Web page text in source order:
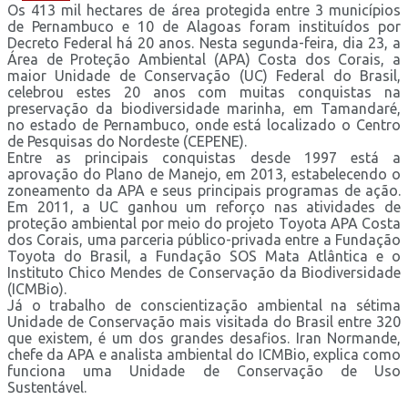
Os 413 mil hectares de área protegida entre 3 municípios
de Pernambuco e 10 de Alagoas foram instituídos por
Decreto Federal há 20 anos. Nesta segunda-feira, dia 23, a
Área de Proteção Ambiental (APA) Costa dos Corais, a
maior Unidade de Conservação (UC) Federal do Brasil,
celebrou estes 20 anos com muitas conquistas na
preservação da biodiversidade marinha, em Tamandaré,
no estado de Pernambuco, onde está localizado o Centro
de Pesquisas do Nordeste (CEPENE).
Entre as principais conquistas desde 1997 está a
aprovação do Plano de Manejo, em 2013, estabelecendo o
zoneamento da APA e seus principais programas de ação.
Em 2011, a UC ganhou um reforço nas atividades de
proteção ambiental por meio do projeto Toyota APA Costa
dos Corais, uma parceria público-privada entre a Fundação
Toyota do Brasil, a Fundação SOS Mata Atlântica e o
Instituto Chico Mendes de Conservação da Biodiversidade
(ICMBio).
Já o trabalho de conscientização ambiental na sétima
Unidade de Conservação mais visitada do Brasil entre 320
que existem, é um dos grandes desafios. Iran Normande,
chefe da APA e analista ambiental do ICMBio, explica como
funciona uma Unidade de Conservação de Uso
Sustentável.